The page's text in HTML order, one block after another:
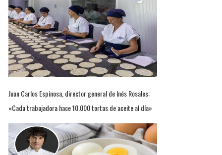
Juan Carlos Espinosa, director general de Inés Rosales:
«Cada trabajadora hace 10.000 tortas de aceite al día»